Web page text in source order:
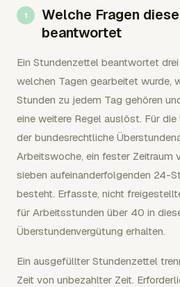
Welche Fragen
beantwortet
Ein Stundenzettel beantwortet
welchen Tagen gearbeitet wurde,
Stunden zu jedem Tag gehören
eine weitere Regel auslöst. Für
der bundesrechtliche
Arbeitswoche, ein fester Zeitraum
sieben aufeinanderfolgenden 24-
besteht. Erfasste, nicht
für Arbeitsstunden über 40 in
Überstundenvergütung erhalten.
Ein ausgefüllter Stundenzettel
Zeit von unbezahlter Zeit.